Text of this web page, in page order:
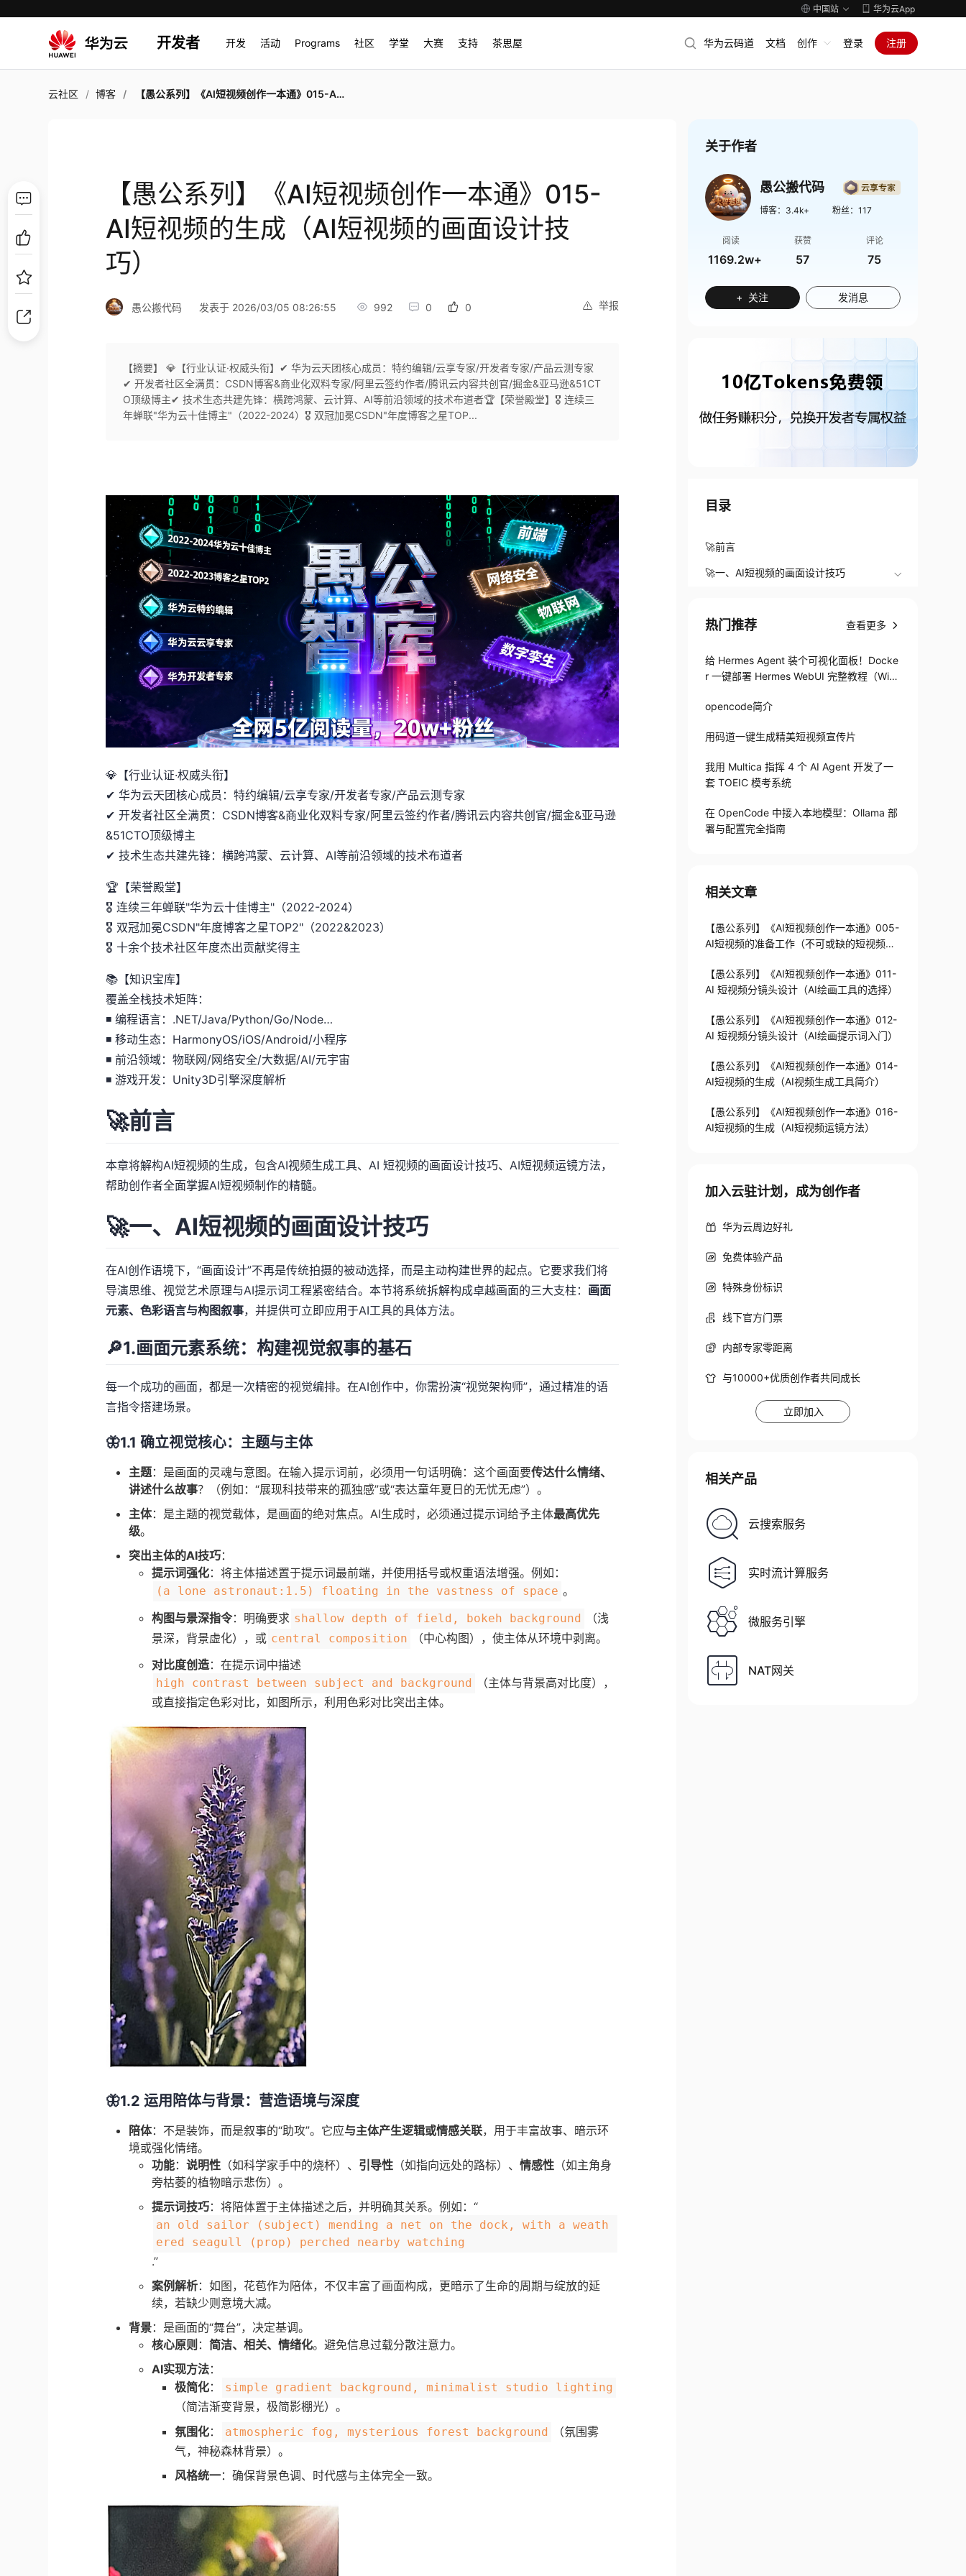
中国站 华为云App
开发者 开发 活动 Programs 社区 学堂 大赛 支持 茶思屋 华为云码道 文档 创作 登录 注册
云社区 博客 【愚公系列】《AI短视频创作一本通》015-AI短视频的生成（AI短视频的画面设计技巧）
【愚公系列】《AI短视频创作一本通》015-
AI短视频的生成（AI短视频的画面设计技
巧）
举报
愚公搬代码 发表于 2026/03/05 08:26:55 992 0 0
【摘要】 💎【行业认证·权威头衔】✔ 华为云天团核心成员：特约编辑/云享专家/开发者专家/产品云测专家
✔ 开发者社区全满贯：CSDN博客&商业化双料专家/阿里云签约作者/腾讯云内容共创官/掘金&亚马逊&51CT
O顶级博主✔ 技术生态共建先锋：横跨鸿蒙、云计算、AI等前沿领域的技术布道者🏆【荣誉殿堂】🎖 连续三
年蝉联"华为云十佳博主"（2022-2024）🎖 双冠加冕CSDN"年度博客之星TOP...
💎【行业认证·权威头衔】
✔ 华为云天团核心成员：特约编辑/云享专家/开发者专家/产品云测专家
✔ 开发者社区全满贯：CSDN博客&商业化双料专家/阿里云签约作者/腾讯云内容共创官/掘金&亚马逊
&51CTO顶级博主
✔ 技术生态共建先锋：横跨鸿蒙、云计算、AI等前沿领域的技术布道者
🏆【荣誉殿堂】
🎖 连续三年蝉联"华为云十佳博主"（2022-2024）
🎖 双冠加冕CSDN"年度博客之星TOP2"（2022&2023）
🎖 十余个技术社区年度杰出贡献奖得主
📚【知识宝库】
覆盖全栈技术矩阵：
◾ 编程语言：.NET/Java/Python/Go/Node…
◾ 移动生态：HarmonyOS/iOS/Android/小程序
◾ 前沿领域：物联网/网络安全/大数据/AI/元宇宙
◾ 游戏开发：Unity3D引擎深度解析
🚀前言
本章将解构AI短视频的生成，包含AI视频生成工具、AI 短视频的画面设计技巧、AI短视频运镜方法，
帮助创作者全面掌握AI短视频制作的精髓。
🚀一、AI短视频的画面设计技巧
在AI创作语境下，“画面设计”不再是传统拍摄的被动选择，而是主动构建世界的起点。它要求我们将
导演思维、视觉艺术原理与AI提示词工程紧密结合。本节将系统拆解构成卓越画面的三大支柱： 画面
元素、色彩语言与构图叙事，并提供可立即应用于AI工具的具体方法。
🔎1.画面元素系统：构建视觉叙事的基石
每一个成功的画面，都是一次精密的视觉编排。在AI创作中，你需扮演“视觉架构师”，通过精准的语
言指令搭建场景。
🦋1.1 确立视觉核心：主题与主体
主题：是画面的灵魂与意图。在输入提示词前，必须用一句话明确：这个画面要传达什么情绪、
讲述什么故事？（例如：“展现科技带来的孤独感”或“表达童年夏日的无忧无虑”）。
主体：是主题的视觉载体，是画面的绝对焦点。AI生成时，必须通过提示词给予主体最高优先
级。
突出主体的AI技巧：
提示词强化：将主体描述置于提示词最前端，并使用括号或权重语法增强。例如：
(a lone astronaut:1.5) floating in the vastness of space 。
构图与景深指令：明确要求 shallow depth of field, bokeh background
（浅
景深，背景虚化），或 central composition
（中心构图），使主体从环境中剥离。
对比度创造：在提示词中描述
high contrast between subject and background
（主体与背景高对比度），
或直接指定色彩对比，如图所示，利用色彩对比突出主体。
🦋1.2 运用陪体与背景：营造语境与深度
陪体：不是装饰，而是叙事的“助攻”。它应与主体产生逻辑或情感关联，用于丰富故事、暗示环
境或强化情绪。
功能：说明性 （如科学家手中的烧杯）、 引导性 （如指向远处的路标）、情感性 （如主角身
旁枯萎的植物暗示悲伤）。
提示词技巧：将陪体置于主体描述之后，并明确其关系。例如：“
an old sailor (subject) mending a net on the dock, with a weath
ered seagull (prop) perched nearby watching
.”
案例解析：如图，花苞作为陪体，不仅丰富了画面构成，更暗示了生命的周期与绽放的延
续，若缺少则意境大减。
背景：是画面的“舞台”，决定基调。
核心原则 ：简洁、相关、情绪化。避免信息过载分散注意力。
AI实现方法：
极简化： simple gradient background, minimalist studio lighting
（简洁渐变背景，极简影棚光）。
氛围化： atmospheric fog, mysterious forest background
（氛围雾
气，神秘森林背景）。
风格统一：确保背景色调、时代感与主体完全一致。
关于作者
愚公搬代码
博客： 3.4k+ 粉丝： 117
阅读
1169.2w+
获赞
57
评论
75
+ 关注 发消息
目录
🚀前言
🚀一、AI短视频的画面设计技巧
热门推荐 查看更多
给 Hermes Agent 装个可视化面板！Docke
r 一键部署 Hermes WebUI 完整教程（Win
opencode简介
用码道一键生成精美短视频宣传片
我用 Multica 指挥 4 个 AI Agent 开发了一
套 TOEIC 模考系统
在 OpenCode 中接入本地模型：Ollama 部
署与配置完全指南
相关文章
【愚公系列】《AI短视频创作一本通》005-
AI短视频的准备工作（不可或缺的短视频效
【愚公系列】《AI短视频创作一本通》011-
AI 短视频分镜头设计（AI绘画工具的选择）
【愚公系列】《AI短视频创作一本通》012-
AI 短视频分镜头设计（AI绘画提示词入门）
【愚公系列】《AI短视频创作一本通》014-
AI短视频的生成（AI视频生成工具简介）
【愚公系列】《AI短视频创作一本通》016-
AI短视频的生成（AI短视频运镜方法）
加入云驻计划，成为创作者
华为云周边好礼
免费体验产品
特殊身份标识
线下官方门票
内部专家零距离
与10000+优质创作者共同成长
立即加入
相关产品
云搜索服务
实时流计算服务
微服务引擎
NAT网关